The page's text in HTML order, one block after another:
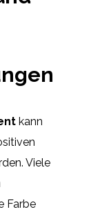
kann
Viele
Farbe